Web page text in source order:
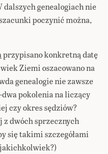
genealogiach nie
poczynić można,
przypisano konkretną datę
Ziemi oszacowano na
genealogie nie zawsze
pokolenia na liczący
czy okres sędziów?
dwóch sprzecznych
się takimi szczegółami